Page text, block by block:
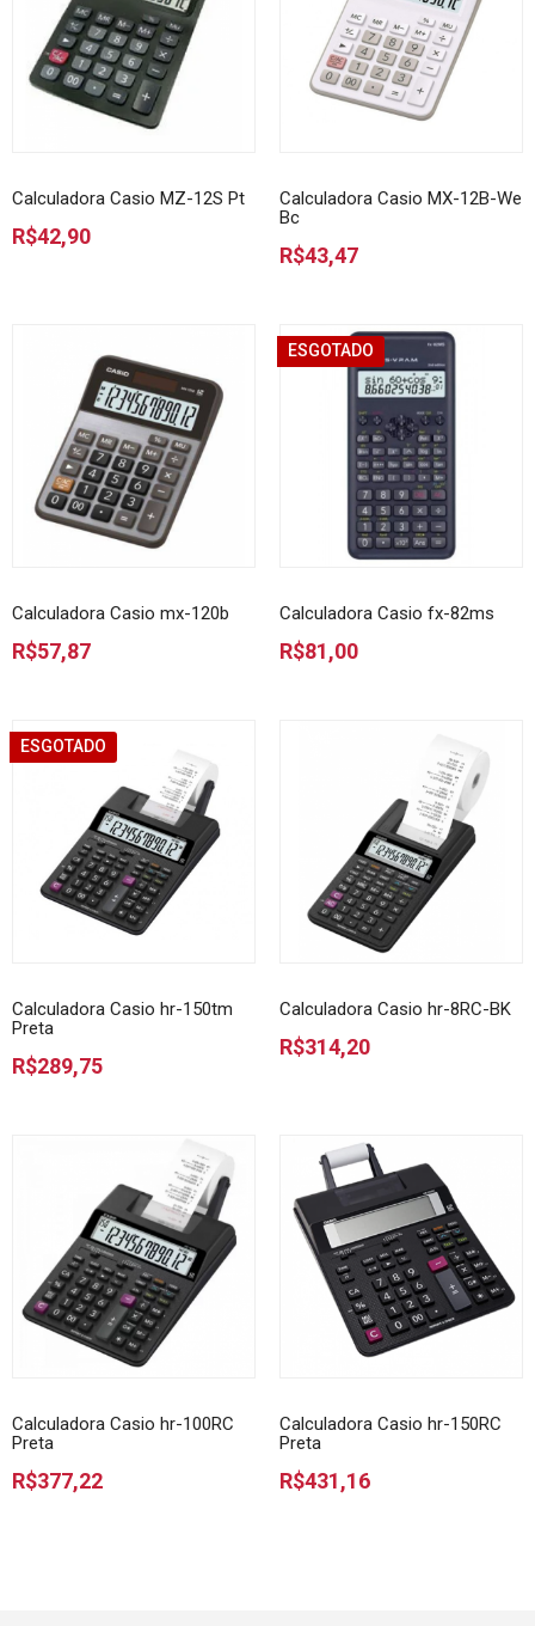
Calculadora Casio MZ-12S Pt
R$42,90
Calculadora Casio MX-12B-We
Bc
R$43,47
Calculadora Casio mx-120b
R$57,87
ESGOTADO
Calculadora Casio fx-82ms
R$81,00
ESGOTADO
Calculadora Casio hr-150tm
Preta
R$289,75
Calculadora Casio hr-8RC-BK
R$314,20
Calculadora Casio hr-100RC
Preta
R$377,22
Calculadora Casio hr-150RC
Preta
R$431,16